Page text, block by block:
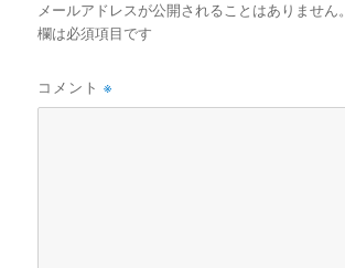
メールアドレスが公開されることはありません。
欄は必須項目です
コメント※